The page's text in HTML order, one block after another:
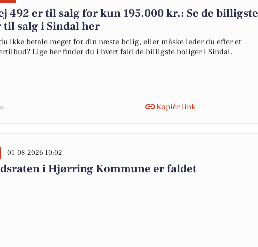
492 er til salg for kun 195.000 kr.: Se de billigste
til salg i Sindal her
ikke betale meget for din næste bolig, eller måske leder du efter et
Lige her finder du i hvert fald de billigste boliger i Sindal.
Kopiér link
01-08-2026 10:02
i Hjørring Kommune er faldet